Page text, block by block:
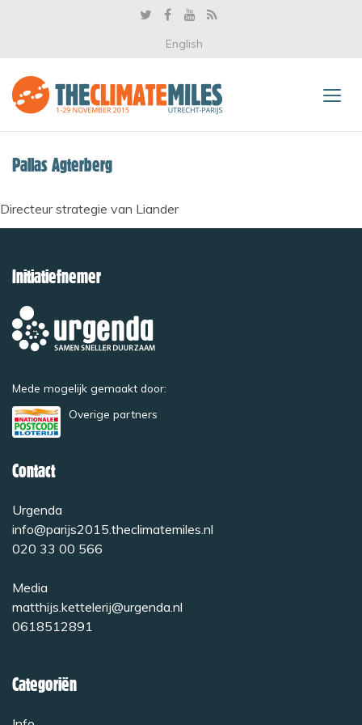
English
Pallas Agterberg
Directeur strategie van Liander
Initiatiefnemer
Mede mogelijk gemaakt door:
Overige partners
Contact
Urgenda
info@parijs2015.theclimatemiles.nl
020 33 00 566
Media
matthijs.kettelerij@urgenda.nl
0618512891
Categoriën